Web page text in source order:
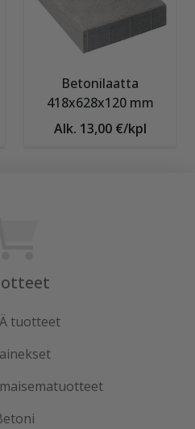
Betonilaatta
418x628x120 mm
Alk. 13,00 €/kpl
tuotteet